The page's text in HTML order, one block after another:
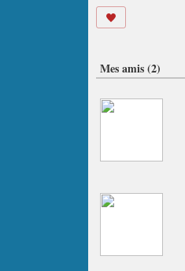
Mes amis (2)